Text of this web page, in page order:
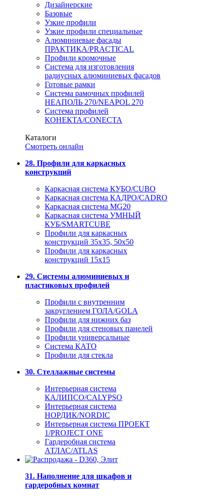
Дизайнерские
Базовые
Узкие профили
Узкие профили специальные
Алюминиевые фасады
ПРАКТИКА/PRACTICAL
Профили кромочные
Система для изготовления
радиусных алюминиевых фасадов
Готовые рамки
Система рамочных профилей
НЕАПОЛЬ 270/NEAPOL 270
Система профилей
КОНЕКТА/CONECTA
Каталоги
Смотреть онлайн
28. Профили для каркасных
конструкций
Каркасная система КУБО/CUBO
Каркасная система КАДРО/CADRO
Каркасная система MG20
Каркасная система УМНЫЙ
КУБ/SMARTCUBE
Профили для каркасных
конструкций 35x35, 50x50
Профили для каркасных
конструкций 15х15
29. Системы алюминиевых и
пластиковых профилей
Профили с внутренним
закруглением ГОЛА/GOLA
Профили для нижних баз
Профили для стеновых панелей
Профили универсальные
Система КАТО
Профили для стекла
30. Стеллажные системы
Интерьерная система
КАЛИПСО/CALYPSO
Интерьерная система
НОРДИК/NORDIC
Интерьерная система ПРОЕКТ
1/PROJECT ONE
Гардеробная система
АТЛАС/ATLAS
31. Наполнение для шкафов и
гардеробных комнат